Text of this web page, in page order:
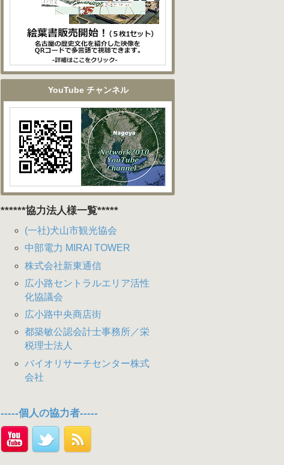
YouTube チャンネル
******協力法人様一覧*****
(一社)犬山市観光協会
中部電力 MIRAI TOWER
株式会社新東通信
広小路セントラルエリア活性
化協議会
広小路中央商店街
都築敏公認会計士事務所／栄
税理士法人
バイオリサーチセンター株式
会社
-----個人の協力者-----